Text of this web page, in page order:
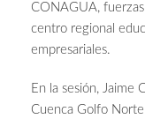
CONAGUA,
centro regional
empresariales.
En la sesión, Jaime
Cuenca Golfo